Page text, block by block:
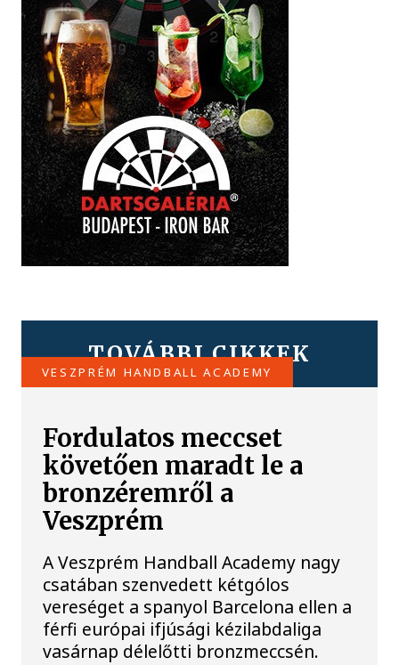
TOVÁBBI CIKKEK
VESZPRÉM HANDBALL ACADEMY
Fordulatos meccset
követően maradt le a
bronzéremről a
Veszprém
A Veszprém Handball Academy nagy
csatában szenvedett kétgólos
vereséget a spanyol Barcelona ellen a
férfi európai ifjúsági kézilabdaliga
vasárnap délelőtti bronzmeccsén.